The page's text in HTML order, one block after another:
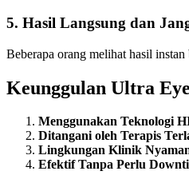
5. Hasil Langsung dan
Beberapa orang melihat hasil
Keunggulan Ultra
Menggunakan Teknologi
Ditangani oleh Terapis
Lingkungan Klinik
Efektif Tanpa Perlu